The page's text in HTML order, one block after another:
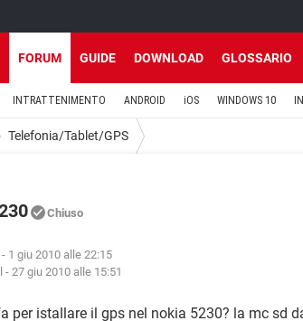
FORUM GUIDE DOWNLOAD GLOSSARIO
INTRATTENIMENTO ANDROID iOS WINDOWS 10
Telefonia/Tablet/GPS
Chiuso
- 1 giu 2010 alle 22:15
- 27 giu 2010 alle 15:51
per istallare il gps nel nokia 5230? la mc sd